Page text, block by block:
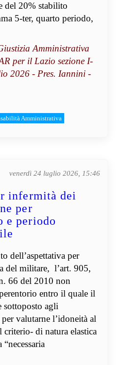
del 20% stabilito
5-ter, quarto periodo,
Amministrativa
per il Lazio sezione I-
2026 - Pres. Iannini -
Amministrativa
venerdì 24 luglio 2026, 15:46
infermità dei
per
e periodo
dell’aspettativa per
del militare, l’art. 905,
66 del 2010 non
entro il quale il
sottoposto agli
valutarne l’idoneità al
di natura elastica